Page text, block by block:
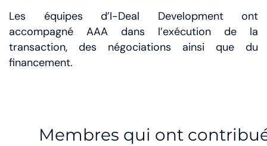
Les équipes d’I-Deal Development ont
accompagné AAA dans l’exécution de la
transaction, des négociations ainsi que du
financement.
Membres qui ont